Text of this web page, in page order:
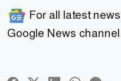
For all latest
Google News